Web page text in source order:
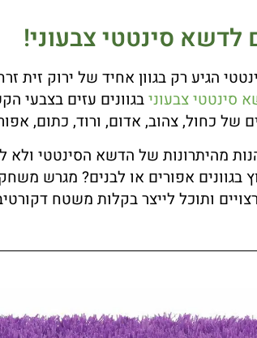
לדשא סינטטי צבעוני!
הגיע רק בגוון אחיד של ירוק זית
סינטטי צבעוניבגוונים עזים בצבעי
של כחול, צהוב, אדום, ורוד, כתום,
מהיתרונות של הדשא הסינטטי
אפורים או לבנים? מגרש
ותוכל לייצר בקלות משטח